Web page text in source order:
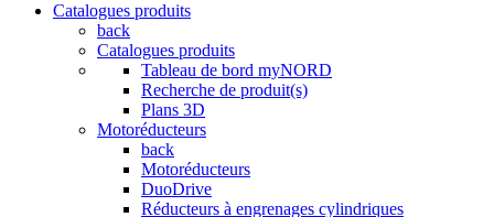
Catalogues produits
back
Catalogues produits
Tableau de bord myNORD
Recherche de produit(s)
Plans 3D
Motoréducteurs
back
Motoréducteurs
DuoDrive
Réducteurs à engrenages cylindriques